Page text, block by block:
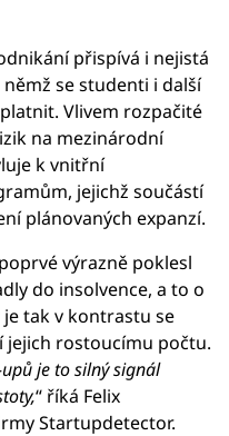
přispívá i nejistá
se studenti i další
Vlivem rozpačité
na mezinárodní
k vnitřní
jejichž součástí
plánovaných expanzí.
výrazně poklesl
do insolvence, a to o
tak v kontrastu se
jejich rostoucímu počtu.
je to silný signál
“ říká Felix
Startupdetector.